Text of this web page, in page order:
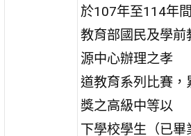
於107年至114年
教育部國民及學
源中心辦理之孝
道教育系列比賽
獎之高級中等以
下學校學生（已